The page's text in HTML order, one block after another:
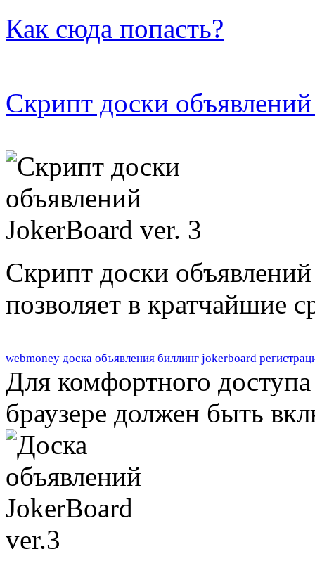
Как сюда попасть?
Скрипт доски
Скрипт доски
позволяет в кратчайшие
webmoney доска объявления биллинг jokerboard
Для комфортного
браузере должен быть